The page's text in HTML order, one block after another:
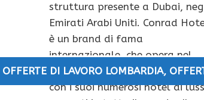
struttura presente a Dubai,
Emirati Arabi Uniti. Conrad
è un brand di fama
internazionale, che opera nel
settore alberghiero e del
con i suoi numerosi hotel di
OFFERTE DI LAVORO LOMBARDIA,